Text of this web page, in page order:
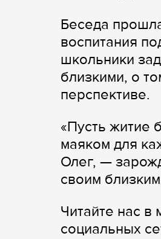
Беседа
воспитания
школьники
близкими, о
перспективе.
«Пусть житие
маяком для
Олег, —
своим
Читайте нас
cоциальных